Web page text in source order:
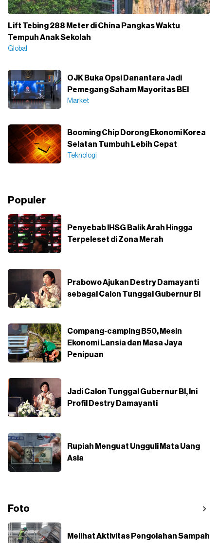
Lift Tebing 288 Meter di China Pangkas Waktu
Tempuh Anak Sekolah
Global
OJK Buka Opsi Danantara Jadi
Pemegang Saham Mayoritas BEI
Market
Booming Chip Dorong Ekonomi Korea
Selatan Tumbuh Lebih Cepat
Teknologi
Populer
Penyebab IHSG Balik Arah Hingga
Terpeleset di Zona Merah
Prabowo Ajukan Destry Damayanti
sebagai Calon Tunggal Gubernur BI
Compang-camping B50, Mesin
Ekonomi Lansia dan Masa Jaya
Penipuan
Jadi Calon Tunggal Gubernur BI, Ini
Profil Destry Damayanti
Rupiah Menguat Ungguli Mata Uang
Asia
Foto
Melihat Aktivitas Pengolahan Sampah